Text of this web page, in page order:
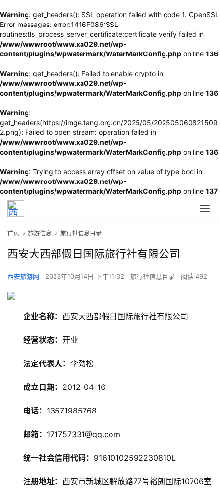
Warning: get_headers(): SSL operation failed with code 1. OpenSSL
Error messages: error:1416F086:SSL
routines:tls_process_server_certificate:certificate verify failed in
/www/wwwroot/www.xa029.net/wp-
content/plugins/wpwatermark/WaterMarkConfig.php on line 136
Warning: get_headers(): Failed to enable crypto in
/www/wwwroot/www.xa029.net/wp-
content/plugins/wpwatermark/WaterMarkConfig.php on line 136
Warning:
get_headers(https://imge.tang.org.cn/2025/05/202505060821509
2.png): Failed to open stream: operation failed in
/www/wwwroot/www.xa029.net/wp-
content/plugins/wpwatermark/WaterMarkConfig.php on line 136
Warning: Trying to access array offset on value of type bool in
/www/wwwroot/www.xa029.net/wp-
content/plugins/wpwatermark/WaterMarkConfig.php on line 137
首页 旅游信息 旅行社信息目录
西安大西部假日国际旅行社有限公司
西安旅游网 2023年10月14日 下午11:32 旅行社信息目录 阅读 492
企业名称： 西安大西部假日国际旅行社有限公司
经营状态： 开业
法定代表人： 李劲松
成立日期： 2012-04-16
电话： 13571985768
邮箱： 171757331@qq.com
统一社会信用代码： 91610102592230810L
注册地址： 西安市新城区解放路77号裕朗国际10706室